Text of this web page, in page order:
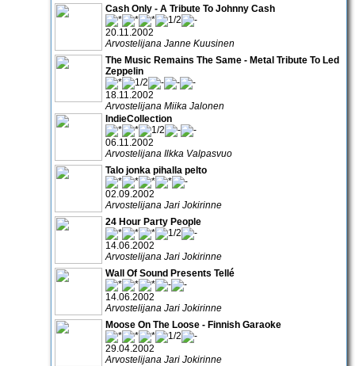
Cash Only - A Tribute To Johnny Cash
20.11.2002
Arvostelijana Janne Kuusinen
The Music Remains The Same - Metal Tribute To Led
Zeppelin
18.11.2002
Arvostelijana Miika Jalonen
IndieCollection
06.11.2002
Arvostelijana Ilkka Valpasvuo
Talo jonka pihalla pelto
02.09.2002
Arvostelijana Jari Jokirinne
24 Hour Party People
14.06.2002
Arvostelijana Jari Jokirinne
Wall Of Sound Presents Tellé
14.06.2002
Arvostelijana Jari Jokirinne
Moose On The Loose - Finnish Garaoke
29.04.2002
Arvostelijana Jari Jokirinne